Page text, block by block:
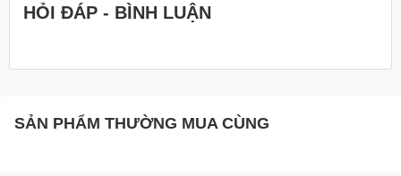
HỎI ĐÁP - BÌNH LUẬN
SẢN PHẨM THƯỜNG MUA CÙNG